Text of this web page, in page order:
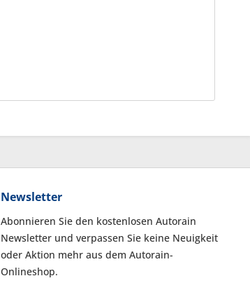
Newsletter
Abonnieren Sie den kostenlosen Autorain
Newsletter und verpassen Sie keine Neuigkeit
oder Aktion mehr aus dem Autorain-
Onlineshop.